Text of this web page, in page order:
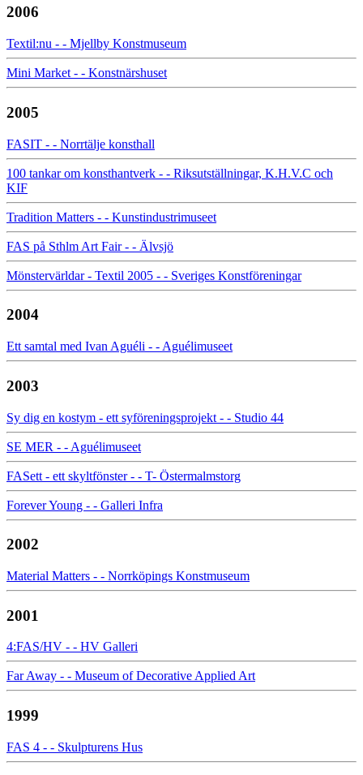
2006
Textil:nu - - Mjellby Konstmuseum
Mini Market - - Konstnärshuset
2005
FASIT - - Norrtälje konsthall
100 tankar om konsthantverk - - Riksutställningar, K.H.V.C och
KIF
Tradition Matters - - Kunstindustrimuseet
FAS på Sthlm Art Fair - - Älvsjö
Mönstervärldar - Textil 2005 - - Sveriges Konstföreningar
2004
Ett samtal med Ivan Aguéli - - Aguélimuseet
2003
Sy dig en kostym - ett syföreningsprojekt - - Studio 44
SE MER - - Aguélimuseet
FASett - ett skyltfönster - - T- Östermalmstorg
Forever Young - - Galleri Infra
2002
Material Matters - - Norrköpings Konstmuseum
2001
4:FAS/HV - - HV Galleri
Far Away - - Museum of Decorative Applied Art
1999
FAS 4 - - Skulpturens Hus